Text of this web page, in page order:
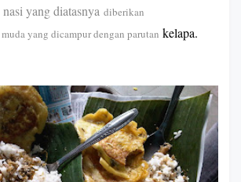
yang diatasnya diberikan
muda yang dicampur dengan parutan kelapa.